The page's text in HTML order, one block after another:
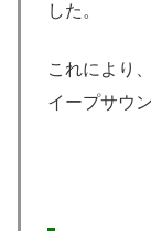
した。
これにより
イープサウ